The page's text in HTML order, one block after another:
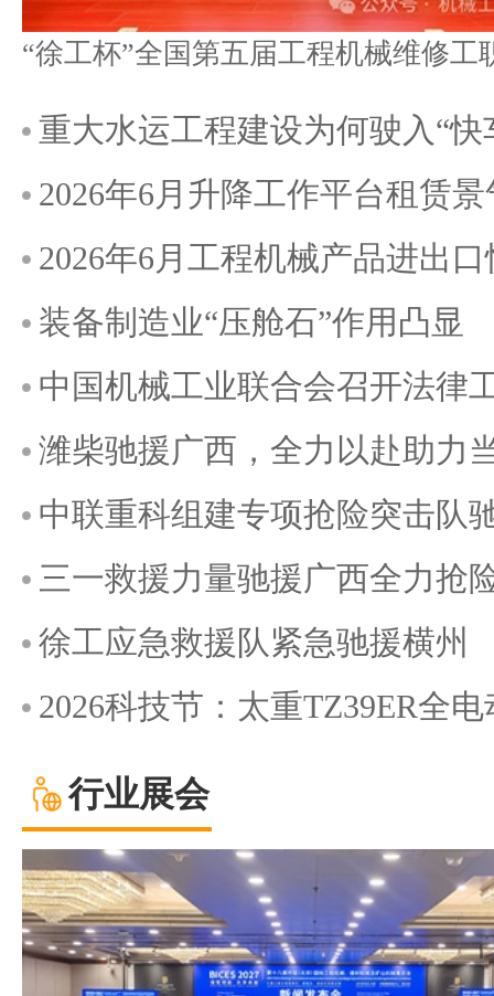
重大水运工程建设为何驶入“快
2026年6月升降工作平台租赁
2026年6月工程机械产品进出
装备制造业“压舱石”作用凸显
中国机械工业联合会召开法律
潍柴驰援广西，全力以赴助力
中联重科组建专项抢险突击队
三一救援力量驰援广西全力抢
徐工应急救援队紧急驰援横州
2026科技节：太重TZ39ER全
行业展会